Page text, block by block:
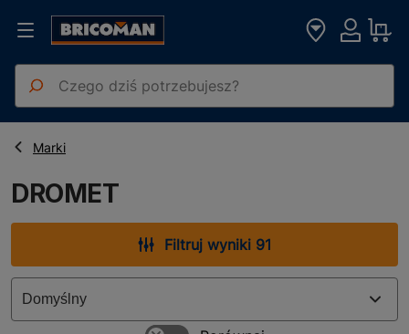
Strona główna
Marki
DROMET
DROMET
Filtruj wyniki 91